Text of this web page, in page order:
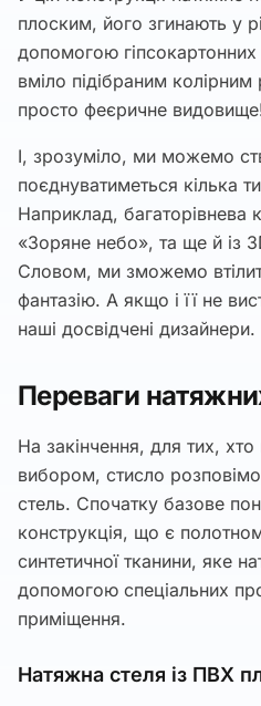
плоским, його згинають у
допомогою
вміло підібраним
просто феєричне
І, зрозуміло, ми можемо
поєднуватиметься кілька
Наприклад, багаторівнева
«Зоряне небо», та ще й із
Словом, ми зможемо
фантазію. А якщо і її не
наші досвідчені дизайнери.
Переваги
На закінчення, для тих,
вибором, стисло
стель. Спочатку базове
конструкція, що є
синтетичної тканини, яке
допомогою спеціальних
приміщення.
Натяжна стеля із ПВХ